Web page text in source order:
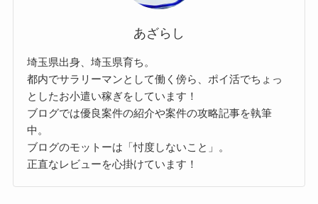
あざらし
埼玉県出身、埼玉県育ち。
都内でサラリーマンとして働く傍ら、ポイ活でちょっ
としたお小遣い稼ぎをしています！
ブログでは優良案件の紹介や案件の攻略記事を執筆
中。
ブログのモットーは「忖度しないこと」。
正直なレビューを心掛けています！